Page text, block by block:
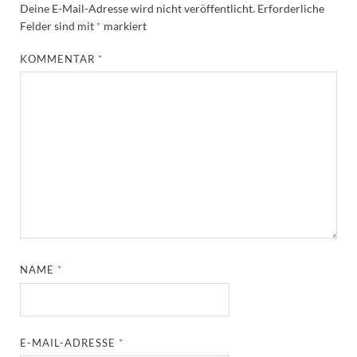
Deine E-Mail-Adresse wird nicht veröffentlicht. Erforderliche
Felder sind mit * markiert
KOMMENTAR *
NAME *
E-MAIL-ADRESSE *